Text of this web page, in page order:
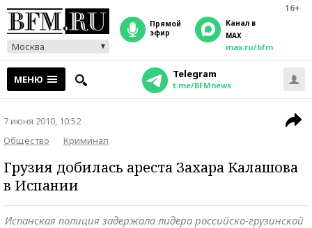
16+
Москва
прямой
эфир
Канал в
MAX
max.ru/bfm
МЕНЮ Telegram
t.me/BFMnews
7 июня 2010, 10:52
Общество
Криминал
Грузия добилась ареста Захара Калашова
в Испании
Испанская полиция задержала лидера российско-грузинской